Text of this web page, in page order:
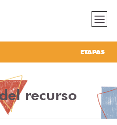
ETAPAS
recurso